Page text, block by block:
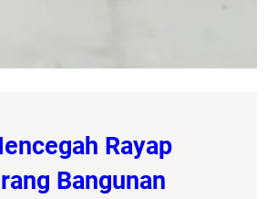
Rayap
Bangunan